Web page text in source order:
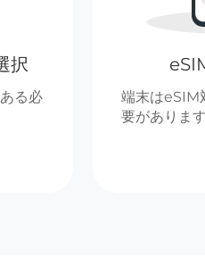
択
る必
端末はeSIM
要があります